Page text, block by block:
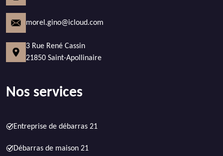
morel.gino@icloud.com
3 Rue René Cassin
21850 Saint-Apollinaire
Nos services
Entreprise de débarras 21
Débarras de maison 21